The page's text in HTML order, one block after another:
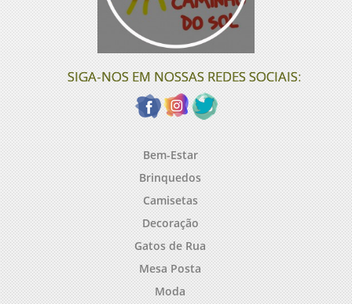
SIGA-NOS EM NOSSAS REDES SOCIAIS:
Bem-Estar
Brinquedos
Camisetas
Decoração
Gatos de Rua
Mesa Posta
Moda